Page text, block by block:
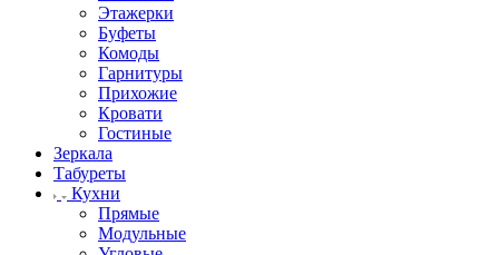
Этажерки
Буфеты
Комоды
Гарнитуры
Прихожие
Кровати
Гостиные
Зеркала
Табуреты
Кухни
Прямые
Модульные